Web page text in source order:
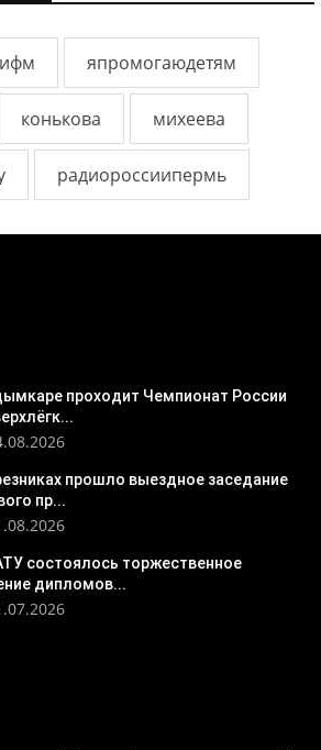
япромогаюдетям
конькова михеева
радиороссиипермь
проходит Чемпионат России
прошло выездное заседание
пр...
состоялось торжественное
дипломов...